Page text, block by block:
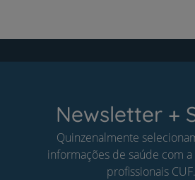
Newsletter +
Quinzenalmente
informações de saúde com
profissionais CUF.